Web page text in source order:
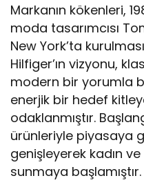
Markanın kökenleri,
moda tasarımcısı
New York’ta
Hilfiger’ın vizyonu,
modern bir yorumla
enerjik bir hedef
odaklanmıştır.
ürünleriyle piyasaya
genişleyerek kadın
sunmaya başlamıştır.